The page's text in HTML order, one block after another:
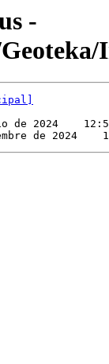
-
de 2024
de 2024